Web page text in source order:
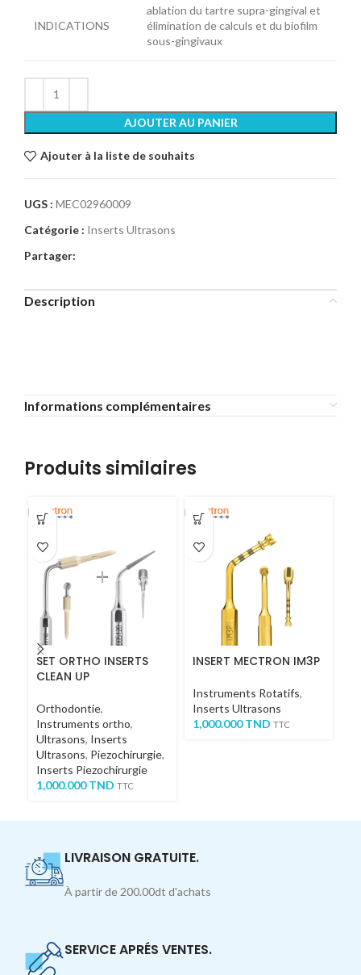
INDICATIONS
ablation du tartre supra-gingival et
élimination de calculs et du biofilm
sous-gingivaux
AJOUTER AU PANIER
Ajouter à la liste de souhaits
UGS : MEC02960009
Catégorie : Inserts Ultrasons
Partager:
Description
Informations complémentaires
Produits similaires
SET ORTHO INSERTS
CLEAN UP
Orthodontie,
Instruments ortho,
Ultrasons, Inserts
Ultrasons, Piezochirurgie,
Inserts Piezochirurgie
1,000.000TND TTC
INSERT MECTRON IM3P
Instruments Rotatifs,
Inserts Ultrasons
1,000.000TND TTC
LIVRAISON GRATUITE.
À partir de 200.00dt d'achats
SERVICE APRÉS VENTES.